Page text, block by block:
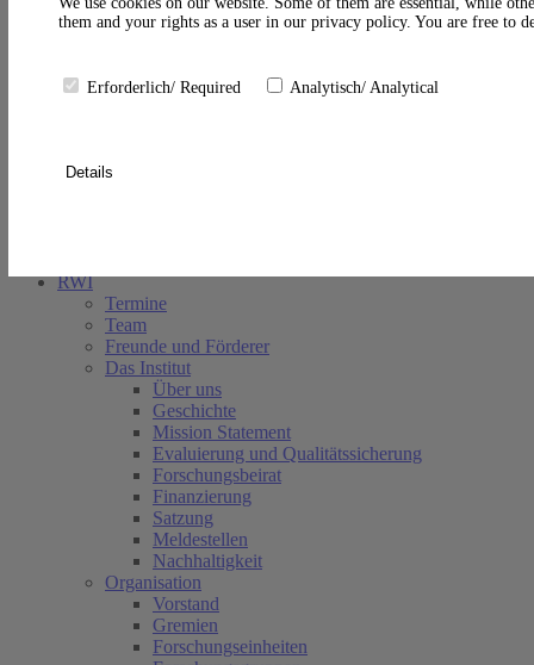
Suche schließen
RWI
Termine
Team
Freunde und Förderer
Das Institut
Über uns
Geschichte
Mission Statement
Evaluierung und Qualitätssicherung
Forschungsbeirat
Finanzierung
Satzung
Meldestellen
Nachhaltigkeit
Organisation
Vorstand
Gremien
Forschungseinheiten
them and your rights as a user in our privacy policy. You are free to
Erforderlich/ Required Analytisch/ Analytical
Details